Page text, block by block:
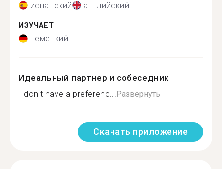
испанский английский
ИЗУЧАЕТ
немецкий
Идеальный партнер и собеседник
I don't have a preferenc...Развернуть
Скачать приложение